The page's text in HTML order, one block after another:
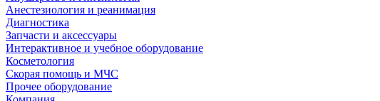
Анестезиология и реанимация
Диагностика
Запчасти и аксессуары
Интерактивное и учебное оборудование
Косметология
Скорая помощь и МЧС
Прочее оборудование